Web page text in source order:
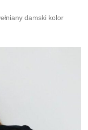
damski kolor